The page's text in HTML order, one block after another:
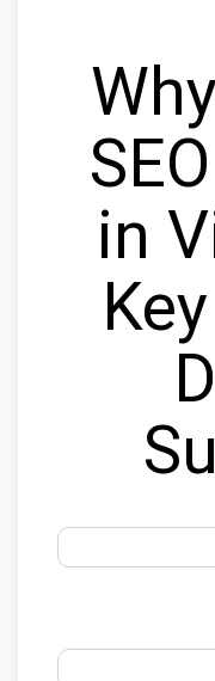
in